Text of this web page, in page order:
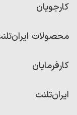
کارجویان
رزومه ساز
امتیاز شرکت‌ها
محصولات
کاردیکس
کارفرمایان
ایران‌تلنت